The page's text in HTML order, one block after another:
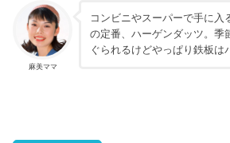
麻美ママ
コンビニやスーパーで手に入
の定番、ハーゲンダッツ。季
ぐられるけどやっぱり鉄板は